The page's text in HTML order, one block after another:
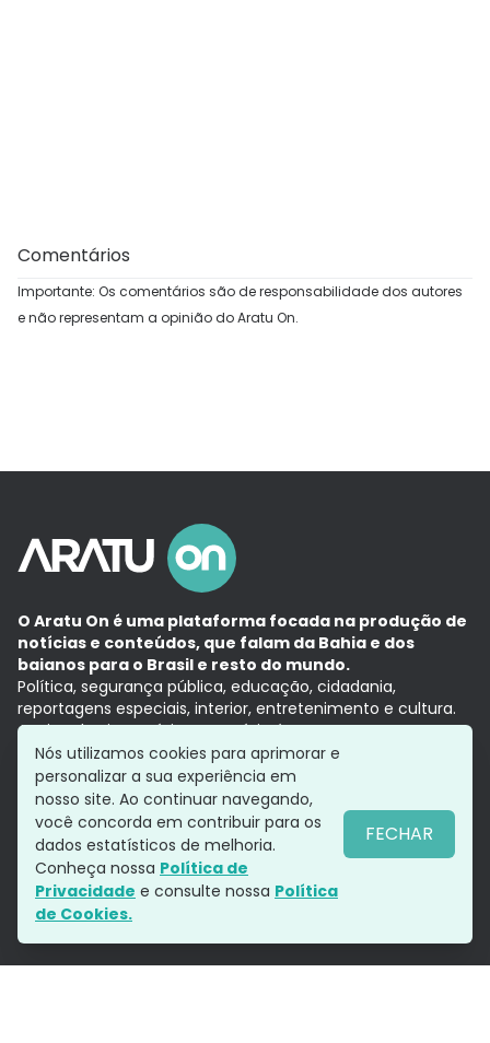
Comentários
Importante: Os comentários são de responsabilidade dos autores
e não representam a opinião do Aratu On.
O Aratu On é uma plataforma focada na produção de
notícias e conteúdos, que falam da Bahia e dos
baianos para o Brasil e resto do mundo.
Política, segurança pública, educação, cidadania,
reportagens especiais, interior, entretenimento e cultura.
Aqui, tudo vira notícia e a notícia é no tempo presente,
com a credibilidade do Grupo Aratu.
Grupo Aratu
Política de privacidade
Siga-nos
Nós utilizamos cookies para aprimorar e
personalizar a sua experiência em
nosso site. Ao continuar navegando,
você concorda em contribuir para os
dados estatísticos de melhoria.
Conheça nossa Política de
Privacidade e consulte nossa Política
de Cookies.
FECHAR